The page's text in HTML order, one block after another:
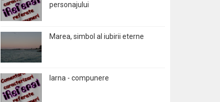
personajului
Marea, simbol al iubirii eterne
Iarna - compunere